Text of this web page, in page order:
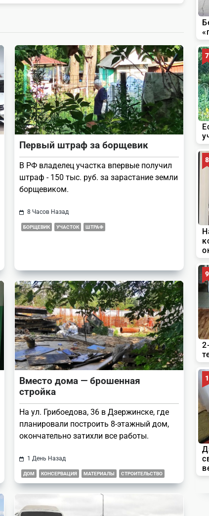
Первый штраф за борщевик
В РФ владелец участка впервые получил
штраф - 150 тыс. руб. за зарастание земли
борщевиком.
8 Часов Назад
БОРЩЕВИК УЧАСТОК ШТРАФ
Вместо дома — брошенная
стройка
На ул. Грибоедова, 36 в Дзержинске, где
планировали построить 8-этажный дом,
окончательно затихли все работы.
1 День Назад
ДОМ КОНСЕРВАЦИЯ МАТЕРИАЛЫ СТРОИТЕЛЬСТВО